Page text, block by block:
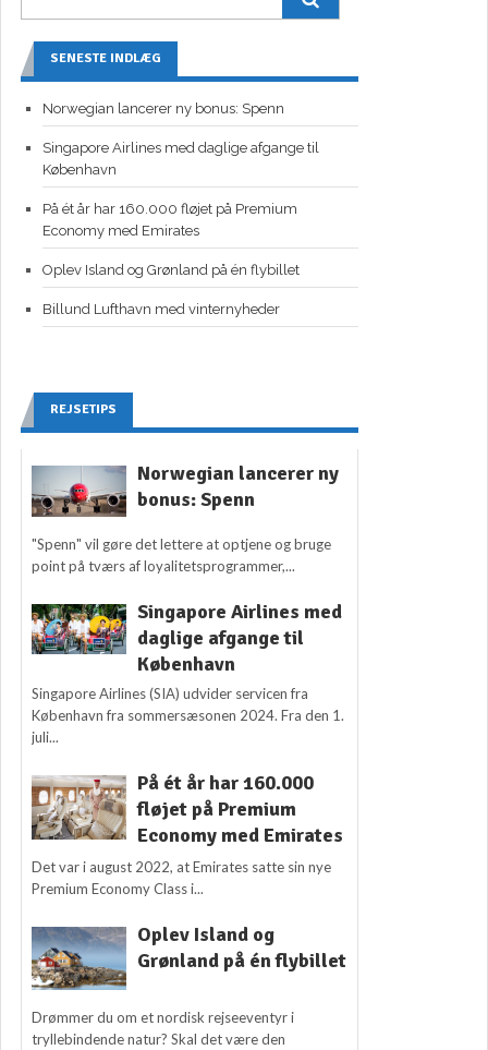
SENESTE INDLÆG
Norwegian lancerer ny bonus: Spenn
Singapore Airlines med daglige afgange til
København
På ét år har 160.000 fløjet på Premium
Economy med Emirates
Oplev Island og Grønland på én flybillet
Billund Lufthavn med vinternyheder
REJSETIPS
Norwegian lancerer ny
bonus: Spenn
"Spenn" vil gøre det lettere at optjene og bruge
point på tværs af loyalitetsprogrammer,...
Singapore Airlines med
daglige afgange til
København
Singapore Airlines (SIA) udvider servicen fra
København fra sommersæsonen 2024. Fra den 1.
juli...
På ét år har 160.000
fløjet på Premium
Economy med Emirates
Det var i august 2022, at Emirates satte sin nye
Premium Economy Class i...
Oplev Island og
Grønland på én flybillet
Drømmer du om et nordisk rejseeventyr i
tryllebindende natur? Skal det være den